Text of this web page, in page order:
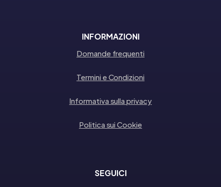
INFORMAZIONI
Domande frequenti
Termini e Condizioni
Informativa sulla privacy
Politica sui Cookie
SEGUICI